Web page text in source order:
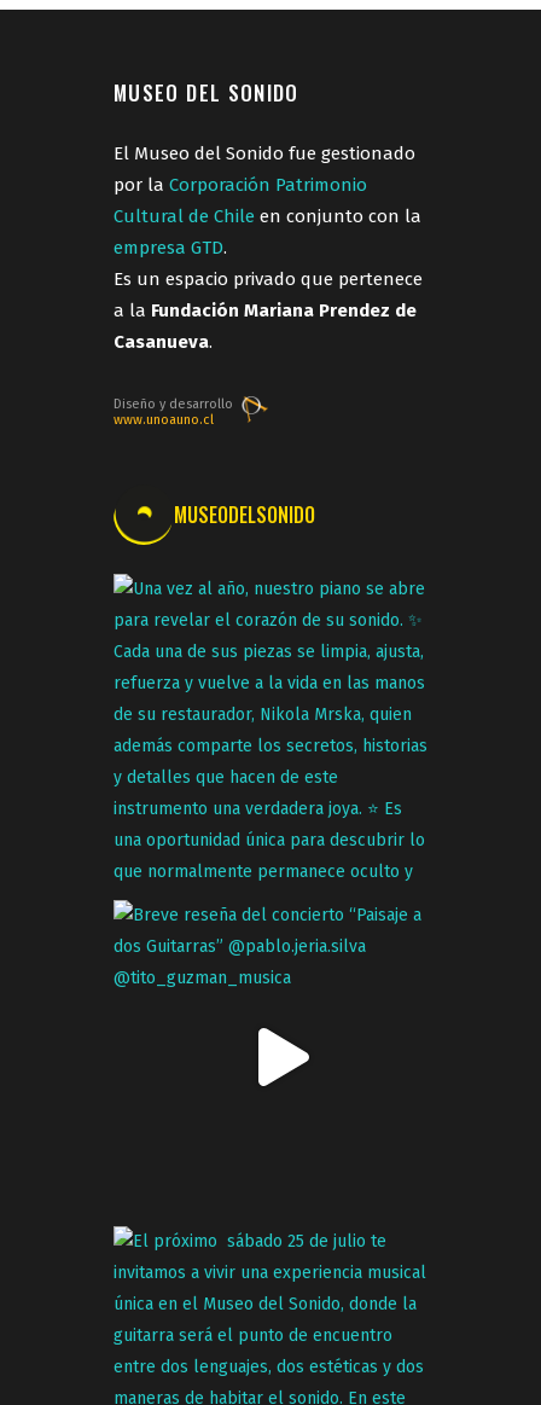
MUSEO DEL SONIDO
El Museo del Sonido fue gestionado
por la Corporación Patrimonio
Cultural de Chile en conjunto con la
empresa GTD.
Es un espacio privado que pertenece
a la Fundación Mariana Prendez de
Casanueva.
Diseño y desarrollo
www.unoauno.cl
MUSEODELSONIDO